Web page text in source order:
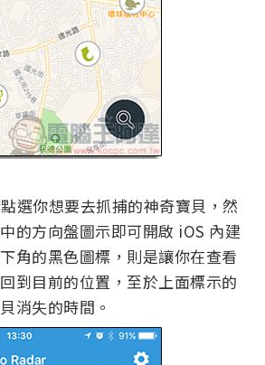
選你想要去抓捕的神奇寶貝，然
的方向盤圖示即可開啟 iOS 內建
角的黑色圖標，則是讓你在查看
到目前的位置，至於上面標示的
消失的時間。